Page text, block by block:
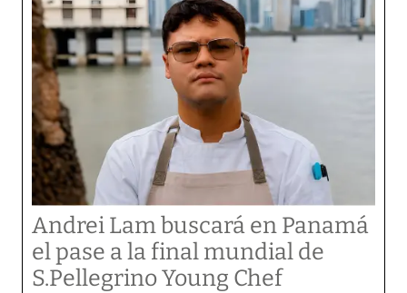
Andrei Lam buscará en Panamá
el pase a la final mundial de
S.Pellegrino Young Chef